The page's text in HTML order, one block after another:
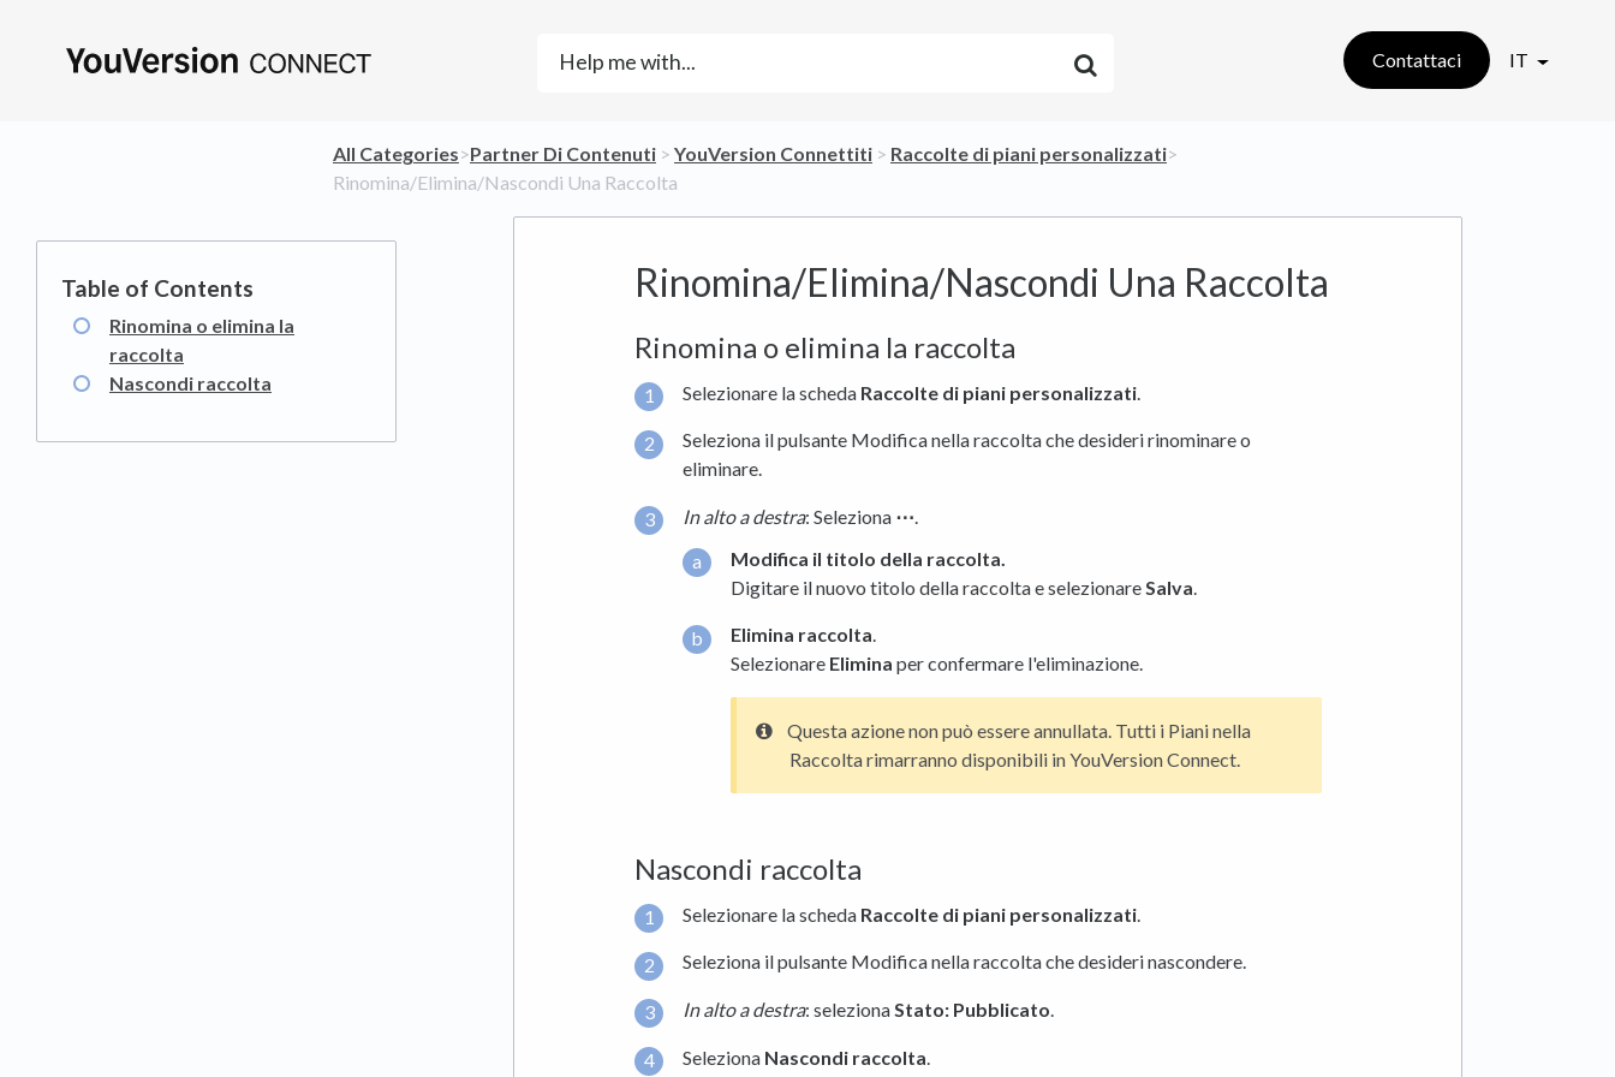
Contattaci IT
All Categories​>​​Partner Di Contenuti ​ > ​ ​YouVersion Connettiti ​ > ​ ​Raccolte di piani personalizzati​>​
Rinomina/Elimina/Nascondi Una Raccolta
Rinomina/Elimina/Nascondi Una Raccolta
Rinomina o elimina la
raccolta
Nascondi raccolta
Rinomina o elimina la raccolta
Selezionare la scheda Raccolte di piani personalizzati
Seleziona il pulsante Modifica nella raccolta che desideri rinominare o
eliminare.
In alto a destra: Seleziona ⋯.
Modifica il titolo della raccolta.
Digitare il nuovo titolo della raccolta e selezionare Salva
Elimina raccolta.
Selezionare Elimina per confermare l'eliminazione.
Questa azione non può essere annullata. Tutti i Piani nella
Raccolta rimarranno disponibili in YouVersion Connect.
Nascondi raccolta
Selezionare la scheda Raccolte di piani personalizzati
Seleziona il pulsante Modifica nella raccolta che desideri nascondere.
In alto a destra: selezionaStato: Pubblicato.
Seleziona Nascondi raccolta